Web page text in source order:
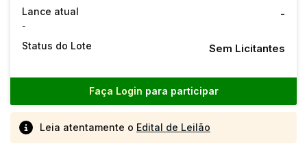
Lance atual
-
-
Status do Lote Sem Licitantes
Faça Login para participar
Leia atentamente o Edital de Leilão